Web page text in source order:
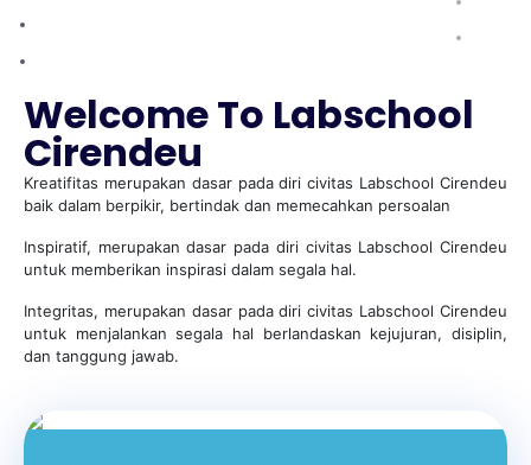
Welcome To Labschool
Cirendeu
Kreatifitas merupakan dasar pada diri civitas Labschool Cirendeu
baik dalam berpikir, bertindak dan memecahkan persoalan
Inspiratif, merupakan dasar pada diri civitas Labschool Cirendeu
untuk memberikan inspirasi dalam segala hal.
Integritas, merupakan dasar pada diri civitas Labschool Cirendeu
untuk menjalankan segala hal berlandaskan kejujuran, disiplin,
dan tanggung jawab.